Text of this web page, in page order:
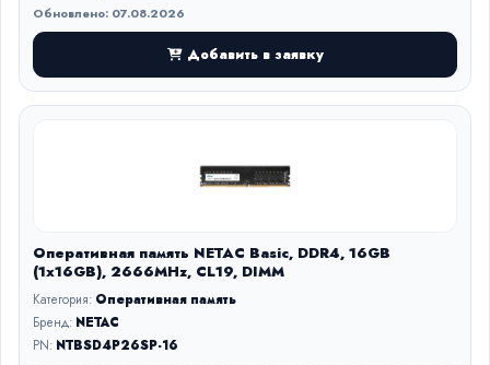
Обновлено: 07.08.2026
Добавить в заявку
Оперативная память NETAC Basic, DDR4, 16GB
(1x16GB), 2666MHz, CL19, DIMM
Категория: Оперативная память
Бренд: NETAC
PN: NTBSD4P26SP-16